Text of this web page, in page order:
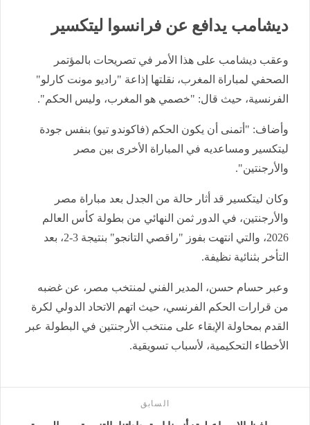
ديشامب يدافع عن فرانسوا ليتكسير
وعقب ديشامب على هذا الأمر في تصريحات بالمؤتمر
الصحفي لمباراة المغرب، نقلتها إذاعة "راديو مونت كارلو"
الفرنسية، حيث قال: "خصمي هو المغرب، وليس الحكم".
وأضاف: "أتمنى أن يكون الحكم (فاكوندو تيو) بنفس جودة
ليتكسير ومساعديه في المباراة الأخرى بين مصر
والأرجنتين".
وكان ليتكسير قد أثار حالة من الجدل بعد مباراة مصر
والأرجنتين، في الدور ثمن النهائي من بطولة كأس العالم
2026، والتي انتهت بفوز "راقصي التانجو" بنتيجة 3-2، بعد
التأخر بثنائية نظيفة.
وعبر حسام حسن، المدير الفني لمنتخب مصر، عن غضبه
من قرارات الحكم الفرنسي، حيث اتهم الاتحاد الدولي لكرة
القدم بمحاولة الإبقاء على منتخب الأرجنتين في البطولة عبر
الأخطاء التحكيمية، لأسباب تسويقية.
السابق